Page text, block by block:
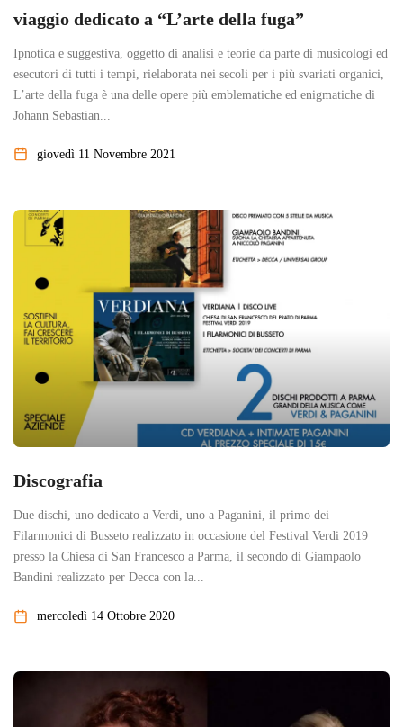
viaggio dedicato a “L’arte della fuga”
Ipnotica e suggestiva, oggetto di analisi e teorie da parte di musicologi ed
esecutori di tutti i tempi, rielaborata nei secoli per i più svariati organici,
L’arte della fuga è una delle opere più emblematiche ed enigmatiche di
Johann Sebastian...
giovedì 11 Novembre 2021
Discografia
Due dischi, uno dedicato a Verdi, uno a Paganini, il primo dei
Filarmonici di Busseto realizzato in occasione del Festival Verdi 2019
presso la Chiesa di San Francesco a Parma, il secondo di Giampaolo
Bandini realizzato per Decca con la...
mercoledì 14 Ottobre 2020